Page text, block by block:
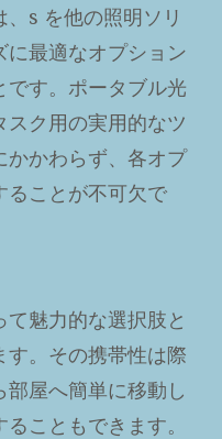
s を他の照明ソリ
に最適なオプション
です。ポータブル光
ク用の実用的なツ
かかわらず、各オプ
ることが不可欠で
魅力的な選択肢と
。その携帯性は際
屋へ簡単に移動し
こともできます。